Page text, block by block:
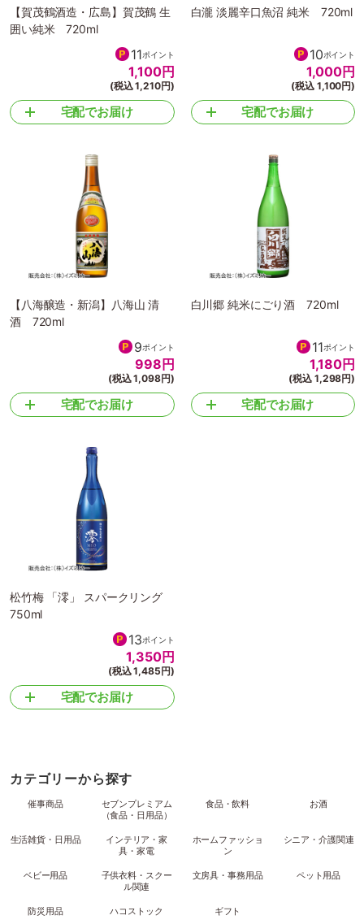
【賀茂鶴酒造・広島】賀茂鶴 生
囲い純米 720ml
11ポイント
1,100円
(税込 1,210円)
宅配でお届け
白瀧 淡麗辛口魚沼 純米 720ml
10ポイント
1,000円
(税込 1,100円)
宅配でお届け
【八海醸造・新潟】八海山 清
酒 720ml
9ポイント
998 円
(税込 1,098円)
宅配でお届け
白川郷 純米にごり酒 720ml
11ポイント
1,180円
(税込 1,298円)
宅配でお届け
松竹梅 「澪」 スパークリング
750ml
13ポイント
1,350円
(税込 1,485円)
宅配でお届け
カテゴリーから探す
催事商品
セブンプレミアム
（食品・日用品）
食品・飲料 お酒
生活雑貨・日用品
インテリア・家
具・家電
ホームファッショ
ン
シニア・介護関連
ベビー用品
子供衣料・スクー
ル関連
文房具・事務用品 ペット用品
防災用品 ハコストック ギフト